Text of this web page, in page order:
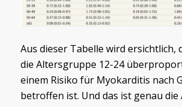
Aus dieser Tabelle wird ersichtlich,
die Altersgruppe 12-24
einem Risiko für Myokarditis nach
betroffen ist. Und das ist genau